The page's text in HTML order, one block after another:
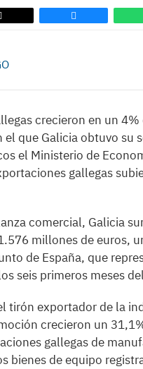
crecieron en un
el que Galicia obtuvo su
el Ministerio de
gallegas
comercial, Galicia
millones de euros,
de España, que
seis primeros meses
tirón exportador de la
crecieron un
gallegas de
bienes de equipo